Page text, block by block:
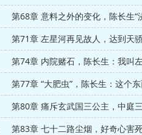
第68章 意料之外的变化，陈长生“
第71章 左星河再见故人，达到天
第74章 内院赌石，陈长生：我叫
第77章 “大肥虫”，陈长生：这个
第80章 痛斥玄武国三公主，中庭
第83章 七十二路尘烟，好奇心害